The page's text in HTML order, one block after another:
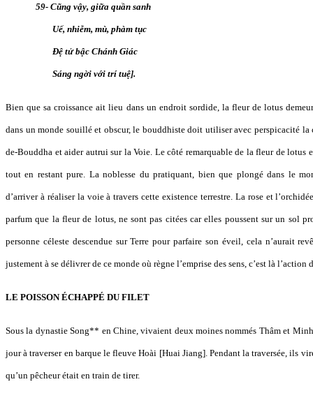
59- Cũng vậy, giữa quần sanh
Uế, nhiễm, mù, phàm tục
Đệ tử bậc Chánh Giác
Sáng ngời với trí tuệ].
Bien que sa croissance ait lieu dans un endroit sordide, la fleur de lotus
dans un monde souillé et obscur, le bouddhiste doit utiliser avec perspicacité
de-Bouddha et aider autrui sur la Voie. Le côté remarquable de la fleur de lotus
tout en restant pure. La noblesse du pratiquant, bien que plongé dans le
d’arriver à réaliser la voie à travers cette existence terrestre. La rose et
parfum que la fleur de lotus, ne sont pas citées car elles poussent sur un sol
personne céleste descendue sur Terre pour parfaire son éveil, cela n’aurait
justement à se délivrer de ce monde où règne l’emprise des sens, c’est là l’action
LE POISSON ÉCHAPPÉ DU FILET
Sous la dynastie Song** en Chine, vivaient deux moines nommés Thâm et
jour à traverser en barque le fleuve Hoài [Huai Jiang]. Pendant la traversée, ils
qu’un pêcheur était en train de tirer.